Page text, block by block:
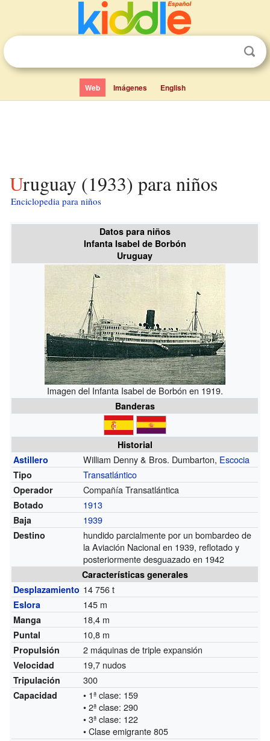
Web Imágenes English
Uruguay (1933) para niños
Enciclopedia para niños
Datos para niños
Infanta Isabel de Borbón
Uruguay
Imagen del Infanta Isabel de Borbón en 1919.
Banderas
Historial
Astillero
William Denny & Bros. Dumbarton, Escocia
Tipo Transatlántico
Operador Compañía Transatlántica
Botado 1913
Baja 1939
Destino
hundido parcialmente por un bombardeo de
la Aviación Nacional en 1939, reflotado y
posteriormente desguazado en 1942
Características generales
Desplazamiento 14 756 t
Eslora 145 m
Manga 18,4 m
Puntal 10,8 m
Propulsión 2 máquinas de triple expansión
Velocidad 19,7 nudos
Tripulación 300
Capacidad
• 1ª clase: 159
• 2ª clase: 290
• 3ª clase: 122
• Clase emigrante 805